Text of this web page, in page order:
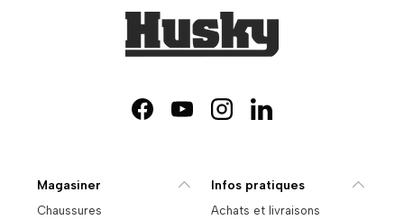
FacebookYouTubeInstagramLinkedIn
Magasiner
Chaussures
Infos pratiques
Achats et livraisons